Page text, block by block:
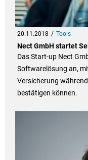
20.11.2018 Tools
Nect GmbH startet
Das Start-up Nect
Softwarelösung an,
Versicherung
bestätigen können.